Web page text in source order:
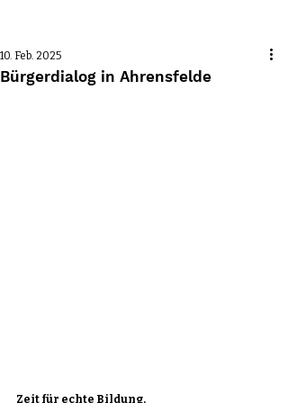
Bürgerdialog in Ahrensfelde
10. Feb. 2025
Zeit für echte Bildung.